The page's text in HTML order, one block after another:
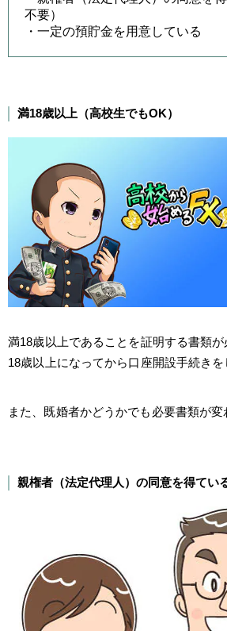
不要）
・一定の預貯金を用意している
満18歳以上（高校生でもOK）
満18歳以上であることを証明する書類
18歳以上になってから口座開設手続きを
また、既婚者かどうかでも必要書類が変
親権者（法定代理人）の同意を得てい